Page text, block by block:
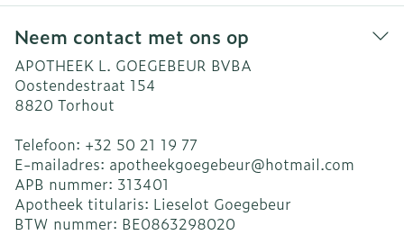
Neem contact met ons op
APOTHEEK L. GOEGEBEUR BVBA
Oostendestraat 154
8820 Torhout
Telefoon: +32 50 21 19 77
E-mailadres: apotheekgoegebeur@hotmail.com
APB nummer: 313401
Apotheek titularis: Lieselot Goegebeur
BTW nummer: BE0863298020